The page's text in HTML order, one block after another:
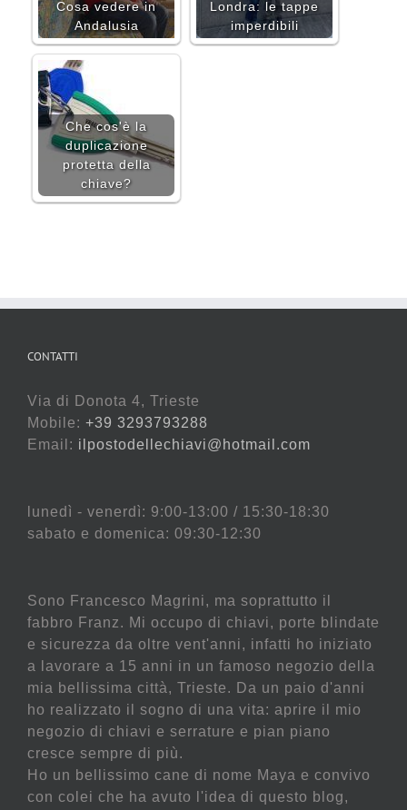
Cosa vedere in
Andalusia
Londra: le tappe
imperdibili
Che cos'è la
duplicazione
protetta della
chiave?
CONTATTI
Via di Donota 4, Trieste
Mobile: +39 3293793288
Email: ilpostodellechiavi@hotmail.com
lunedì - venerdì: 9:00-13:00 / 15:30-18:30
sabato e domenica: 09:30-12:30
Sono Francesco Magrini, ma soprattutto il
fabbro Franz. Mi occupo di chiavi, porte blindate
e sicurezza da oltre vent'anni, infatti ho iniziato
a lavorare a 15 anni in un famoso negozio della
mia bellissima città, Trieste. Da un paio d'anni
ho realizzato il sogno di una vita: aprire il mio
negozio di chiavi e serrature e pian piano
cresce sempre di più.
Ho un bellissimo cane di nome Maya e convivo
con colei che ha avuto l'idea di questo blog,